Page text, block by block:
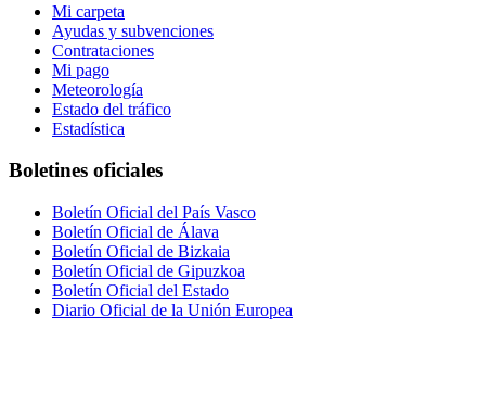
Mi carpeta
Ayudas y subvenciones
Contrataciones
Mi pago
Meteorología
Estado del tráfico
Estadística
Boletines oficiales
Boletín Oficial del País Vasco
Boletín Oficial de Álava
Boletín Oficial de Bizkaia
Boletín Oficial de Gipuzkoa
Boletín Oficial del Estado
Diario Oficial de la Unión Europea